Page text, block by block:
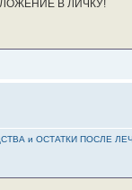
В ЛИЧКУ!
и ОСТАТКИ ПОСЛЕ